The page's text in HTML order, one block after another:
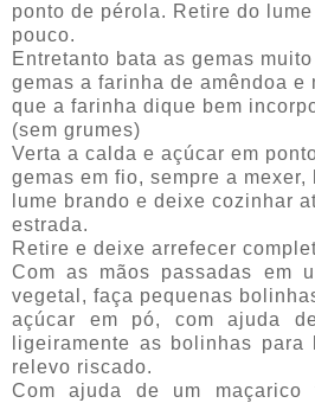
ponto de pérola. Retire do
pouco.
Entretanto bata as gemas
gemas a farinha de amêndoa e
que a farinha dique bem
(sem grumes)
Verta a calda e açúcar em
gemas em fio, sempre a
lume brando e deixe cozinhar
estrada.
Retire e deixe arrefecer
Com as mãos passadas em
vegetal, faça pequenas
açúcar em pó, com ajuda
ligeiramente as bolinhas
relevo riscado.
Com ajuda de um maçarico